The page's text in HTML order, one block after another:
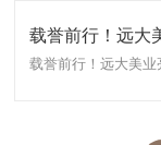
载誉前行！远大
载誉前行！远大美